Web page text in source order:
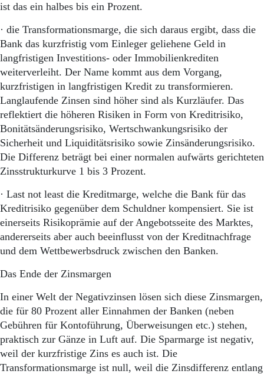
ist das ein halbes bis ein Prozent.
· die Transformationsmarge, die sich daraus ergibt, dass die
Bank das kurzfristig vom Einleger geliehene Geld in
langfristigen Investitions- oder Immobilienkrediten
weiterverleiht. Der Name kommt aus dem Vorgang,
kurzfristigen in langfristigen Kredit zu transformieren.
Langlaufende Zinsen sind höher sind als Kurzläufer. Das
reflektiert die höheren Risiken in Form von Kreditrisiko,
Bonitätsänderungsrisiko, Wertschwankungsrisiko der
Sicherheit und Liquiditätsrisiko sowie Zinsänderungsrisiko.
Die Differenz beträgt bei einer normalen aufwärts gerichteten
Zinsstrukturkurve 1 bis 3 Prozent.
· Last not least die Kreditmarge, welche die Bank für das
Kreditrisiko gegenüber dem Schuldner kompensiert. Sie ist
einerseits Risikoprämie auf der Angebotsseite des Marktes,
andererseits aber auch beeinflusst von der Kreditnachfrage
und dem Wettbewerbsdruck zwischen den Banken.
Das Ende der Zinsmargen
In einer Welt der Negativzinsen lösen sich diese Zinsmargen,
die für 80 Prozent aller Einnahmen der Banken (neben
Gebühren für Kontoführung, Überweisungen etc.) stehen,
praktisch zur Gänze in Luft auf. Die Sparmarge ist negativ,
weil der kurzfristige Zins es auch ist. Die
Transformationsmarge ist null, weil die Zinsdifferenz entlang